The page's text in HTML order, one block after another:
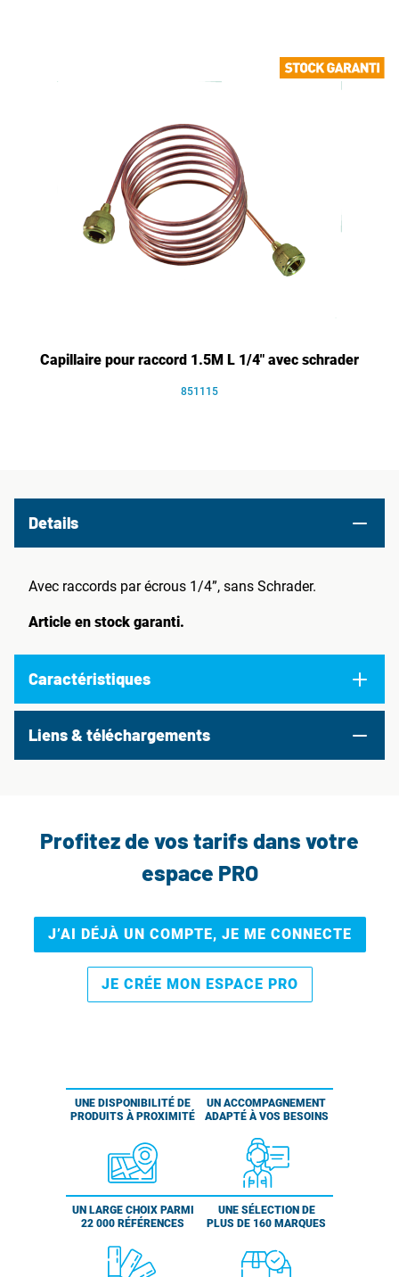
Capillaire pour raccord 1.5M L 1/4" avec schrader
851115
Details
Avec raccords par écrous 1/4”, sans Schrader.
Article en stock garanti.
Caractéristiques
Liens & téléchargements
Profitez de vos tarifs dans votre
espace PRO
J’AI DÉJÀ UN COMPTE, JE ME CONNECTE
JE CRÉE MON ESPACE PRO
UNE DISPONIBILITÉ DE
PRODUITS À PROXIMITÉ
UN ACCOMPAGNEMENT
ADAPTÉ À VOS BESOINS
UN LARGE CHOIX PARMI
22 000 RÉFÉRENCES
UNE SÉLECTION DE
PLUS DE 160 MARQUES